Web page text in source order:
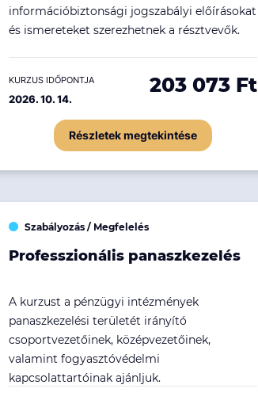
információbiztonsági jogszabályi előírásokat
és ismereteket szerezhetnek a résztvevők.
KURZUS IDŐPONTJA
2026. 10. 14.
203 073 Ft
Részletek megtekintése
Szabályozás / Megfelelés
Professzionális panaszkezelés
A kurzust a pénzügyi intézmények
panaszkezelési területét irányító
csoportvezetőinek, középvezetőinek,
valamint fogyasztóvédelmi
kapcsolattartóinak ajánljuk.